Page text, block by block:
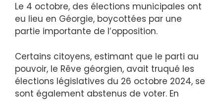
Le 4 octobre, des élections municipales ont
eu lieu en Géorgie, boycottées par une
partie importante de l’opposition.
Certains citoyens, estimant que le parti au
pouvoir, le Rêve géorgien, avait truqué les
élections législatives du 26 octobre 2024, se
sont également abstenus de voter. En